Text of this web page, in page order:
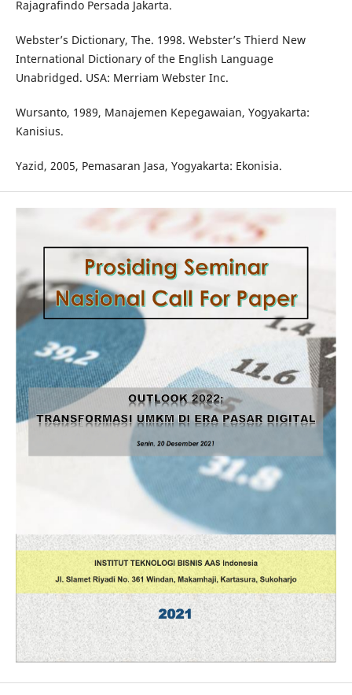
Rajagrafindo Persada Jakarta.
Webster’s Dictionary, The. 1998. Webster’s Thierd New
International Dictionary of the English Language
Unabridged. USA: Merriam Webster Inc.
Wursanto, 1989, Manajemen Kepegawaian, Yogyakarta:
Kanisius.
Yazid, 2005, Pemasaran Jasa, Yogyakarta: Ekonisia.